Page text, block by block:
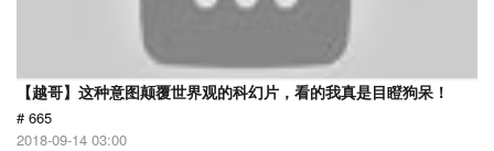
【越哥】这种意图颠覆世界观的科幻片，看的我真是目瞪狗呆！
# 665
2018-09-14 03:00